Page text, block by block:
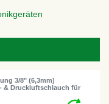
3/8" (6,3mm)
& Druckluftschlauch für